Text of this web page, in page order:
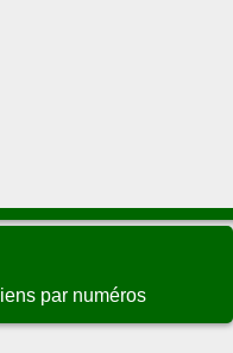
liens par numéros